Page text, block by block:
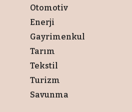
Otomotiv
Enerji
Gayrimenkul
Tarım
Tekstil
Turizm
Savunma